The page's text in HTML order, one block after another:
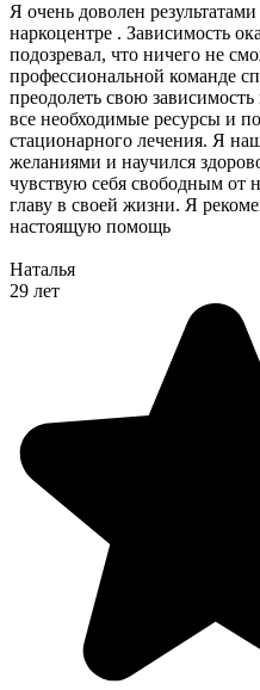
Я очень доволен
наркоцентре . Зависимость
подозревал, что ничего не
профессиональной команде
преодолеть свою
все необходимые ресурсы и
стационарного лечения. Я
желаниями и научился
чувствую себя свободным от
главу в своей жизни. Я
настоящую помощь
Наталья
29 лет